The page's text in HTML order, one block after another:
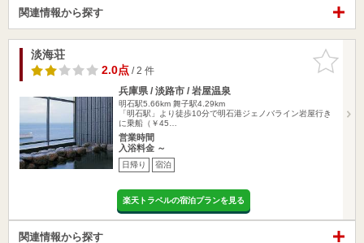
関連情報から探す
お気に入
りに追加
淡海荘
2.0点/ 2 件
兵庫県 / 淡路市 / 岩屋温泉
明石駅5.66km 舞子駅4.29km
「明石駅」より徒歩10分で明石港ジェノバライン岩屋行き
に乗船（￥45…
営業時間
入浴料金 ～
日帰り 宿泊
楽天トラベルの宿泊プランを見る
関連情報から探す